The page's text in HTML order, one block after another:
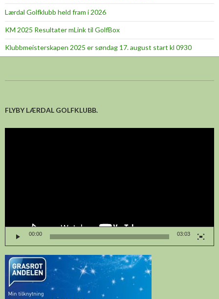
Lærdal Golfklubb held fram i 2026
KM 2025 Resultater mLink til GolfBox
Klubbmeisterskapen 2025 er søndag 17. august start kl 0930
FLYBY LÆRDAL GOLFKLUBB.
00:00 03:03